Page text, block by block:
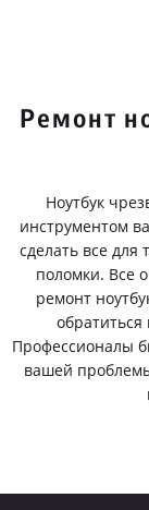
Ремонт
Ноутбук
инструментом
сделать все для
поломки. Все
ремонт
Профессионалы
вашей